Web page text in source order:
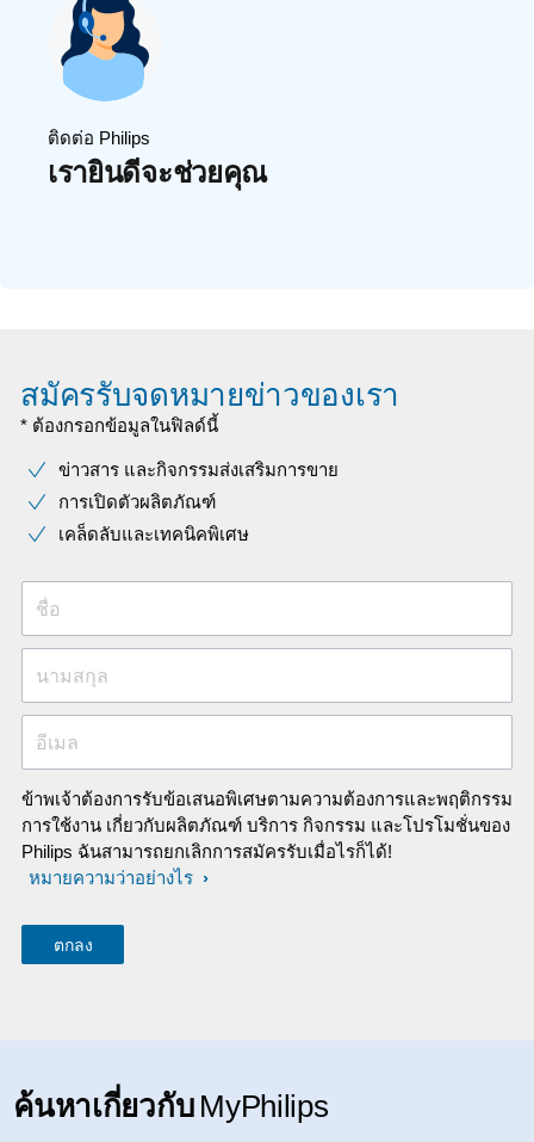
ติดต่อ Philips
เรายินดีจะช่วยคุณ
สมัครรับจดหมายข่าวของเรา
* ต้องกรอกข้อมูลในฟิลด์นี้
ข่าวสาร และกิจกรรมส่งเสริมการขาย
การเปิดตัวผลิตภัณฑ์
เคล็ดลับและเทคนิคพิเศษ
ชื่อ
นามสกุล
อีเมล
ข้าพเจ้าต้องการรับข้อเสนอพิเศษตามความต้องการและพฤติกรรม
การใช้งาน เกี่ยวกับผลิตภัณฑ์ บริการ กิจกรรม และโปรโมชั่นของ
Philips ฉันสามารถยกเลิกการสมัครรับเมื่อไรก็ได้!
หมายความว่าอย่างไร
ค้นหาเกี่ยวกับ MyPhilips